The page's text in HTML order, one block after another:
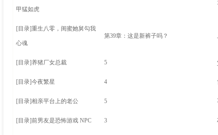
甲猛如虎
[目录]重生八零，闺蜜她舅勾我
心魂
第39章：这是新裤子吗？
[目录] 养猪厂女总裁 5
[目录]今夜繁星 4
[目录]相亲平台上的老公 5
[目录]前男友是恐怖游戏 NPC 3